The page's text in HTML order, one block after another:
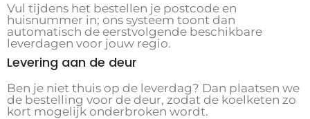
Vul tijdens het bestellen je postcode en
huisnummer in; ons systeem toont dan
automatisch de eerstvolgende beschikbare
leverdagen voor jouw regio.
Levering aan de deur
Ben je niet thuis op de leverdag? Dan plaatsen we
de bestelling voor de deur, zodat de koelketen zo
kort mogelijk onderbroken wordt.